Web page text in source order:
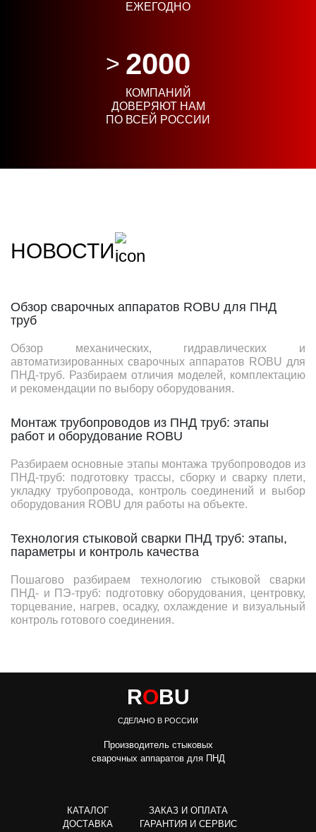
ЕЖЕГОДНО
2000
КОМПАНИЙ
ДОВЕРЯЮТ НАМ
ПО ВСЕЙ РОССИИ
НОВОСТИ
Обзор сварочных аппаратов ROBU для ПНД
труб
Обзор механических, гидравлических и
автоматизированных сварочных аппаратов ROBU для
ПНД-труб. Разбираем отличия моделей, комплектацию
и рекомендации по выбору оборудования.
Монтаж трубопроводов из ПНД труб: этапы
работ и оборудование ROBU
Разбираем основные этапы монтажа трубопроводов из
ПНД-труб: подготовку трассы, сборку и сварку плети,
укладку трубопровода, контроль соединений и выбор
оборудования ROBU для работы на объекте.
Технология стыковой сварки ПНД труб: этапы,
параметры и контроль качества
Пошагово разбираем технологию стыковой сварки
ПНД- и ПЭ-труб: подготовку оборудования, центровку,
торцевание, нагрев, осадку, охлаждение и визуальный
контроль готового соединения.
ROBU
СДЕЛАНО В РОССИИ
Производитель стыковых
сварочных аппаратов для ПНД
КАТАЛОГ
ДОСТАВКА
ЗАКАЗ И ОПЛАТА
ГАРАНТИЯ И СЕРВИС